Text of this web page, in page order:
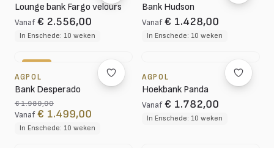
Lounge bank Fargo velours
Vanaf € 2.556,00
In Enschede: 10 weken
Bank Hudson
Vanaf € 1.428,00
In Enschede: 10 weken
AGPOL
Bank Desperado
€ 1.980,00
Vanaf € 1.499,00
In Enschede: 10 weken
AGPOL
Hoekbank Panda
Vanaf € 1.782,00
In Enschede: 10 weken